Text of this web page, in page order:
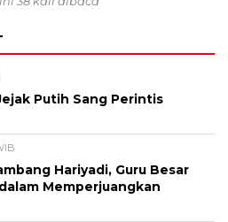
Putih Sang Perintis
Hariyadi, Guru Besar
Memperjuangkan